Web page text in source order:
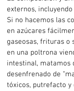
externos,
Si no hacemos las
en azúcares
gaseosas, frituras o
en una poltrona
intestinal, matamos
desenfrenado de
tóxicos, putrefacto